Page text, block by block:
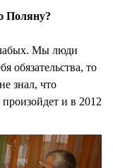
Поляну?
Мы люди
обязательства, то
знал, что
и в 2012